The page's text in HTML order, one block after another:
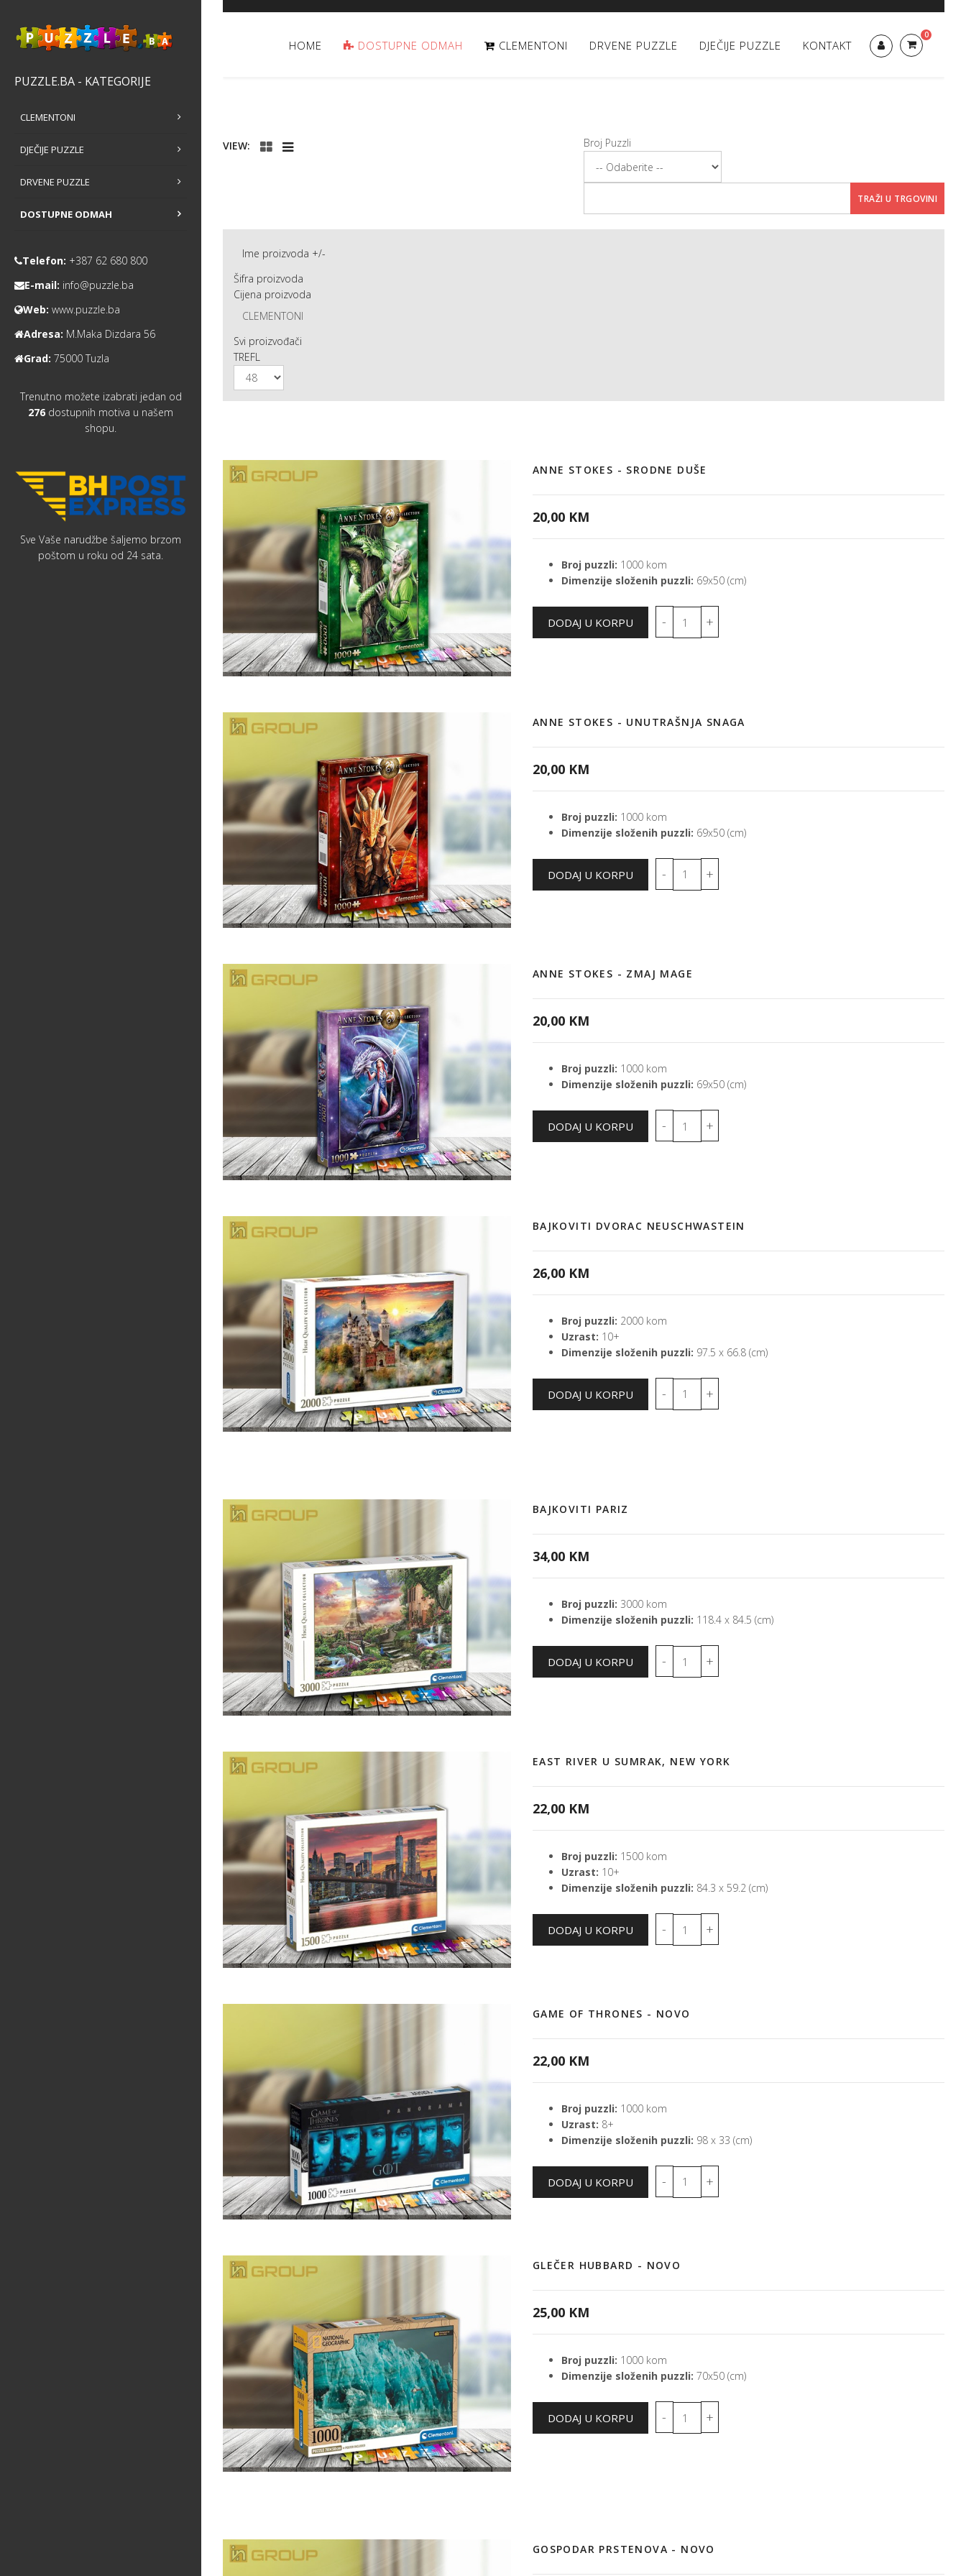
0
HOME DOSTUPNE ODMAH CLEMENTONI DRVENE PUZZLE DJEČIJE PUZZLE KONTAKT
VIEW: Broj Puzzli
Ime proizvoda +/-
Šifra proizvoda
Cijena proizvoda
CLEMENTONI
Svi proizvođači
TREFL
ANNE STOKES - SRODNE DUŠE
20,00 KM
Broj puzzli: 1000 kom
Dimenzije složenih puzzli: 69x50 (cm)
ANNE STOKES - UNUTRAŠNJA SNAGA
20,00 KM
Broj puzzli: 1000 kom
Dimenzije složenih puzzli: 69x50 (cm)
ANNE STOKES - ZMAJ MAGE
20,00 KM
Broj puzzli: 1000 kom
Dimenzije složenih puzzli: 69x50 (cm)
BAJKOVITI DVORAC NEUSCHWASTEIN
26,00 KM
Broj puzzli: 2000 kom
Uzrast: 10+
Dimenzije složenih puzzli: 97.5 x 66.8 (cm)
BAJKOVITI PARIZ
34,00 KM
Broj puzzli: 3000 kom
Dimenzije složenih puzzli: 118.4 x 84.5 (cm)
EAST RIVER U SUMRAK, NEW YORK
22,00 KM
Broj puzzli: 1500 kom
Uzrast: 10+
Dimenzije složenih puzzli: 84.3 x 59.2 (cm)
GAME OF THRONES - NOVO
22,00 KM
Broj puzzli: 1000 kom
Uzrast: 8+
Dimenzije složenih puzzli: 98 x 33 (cm)
GLEČER HUBBARD - NOVO
25,00 KM
Broj puzzli: 1000 kom
Dimenzije složenih puzzli: 70x50 (cm)
GOSPODAR PRSTENOVA - NOVO
PUZZLE.BA - KATEGORIJE
CLEMENTONI
DJEČIJE PUZZLE
DRVENE PUZZLE
DOSTUPNE ODMAH
Telefon: +387 62 680 800
E-mail: info@puzzle.ba
Web: www.puzzle.ba
Adresa: M.Maka Dizdara 56
Grad: 75000 Tuzla
Trenutno možete izabrati jedan od
276 dostupnih motiva u našem
shopu.
Sve Vaše narudžbe šaljemo brzom
poštom u roku od 24 sata.